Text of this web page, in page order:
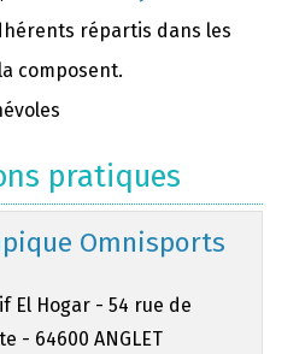
répartis dans les
composent.
pratiques
Omnisports
El Hogar - 54 rue de
- 64600 ANGLET